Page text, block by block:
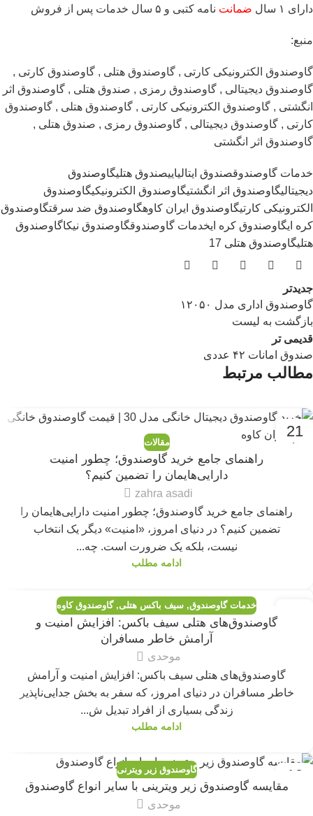
دارای ۱ سال
ضمانت نامه کتبی و ۵ سال خدمات پس از فروش
منبع:
گاوصندوق الکترونیکی کارتی , گاوصندوق هتلی , گاوصندوق کارتی ,
گاوصندوق دیجیتالی , گاوصندوق رمزی , صندوق هتلی , گاوصندوق اثر
انگشتی , گاوصندوق الکترونیکی کارتی , گاوصندوق هتلی , گاوصندوق
کارتی , گاوصندوق دیجیتالی , گاوصندوق رمزی , صندوق هتلی ,
گاوصندوق اثر انگشتی
خدمات گاوصندوقصندوق ایتالیاییصندوق هتلیگاوصندوق
دیجیتالیگاوصندوق اثر انگشتیگاوصندوق الکترونیکیگاوصندوق
الکترونیکی کارتیگاوصندوق ایران کاوهگاوصندوق ضد سرقتگاوصندوق
کره ایگاوصندوق کره ایخدمات گاوصندوقگاوصندوق نیکاگاوصندوق
هتلیگاوصندوق هتلی 17
جدیدتر
گاوصندوق اداری مدل ۱۲۰۵۰
بازگشت به لیست
قدیمی تر
صندوق امانات ۴۲ عددی
مطالب مرتبط
21
مه مقالات
راهنمای جامع خرید گاوصندوق؛ چطور امنیت
دارایی‌هایمان را تضمین کنیم؟
zahra asadi
راهنمای جامع خرید گاوصندوق؛ چطور امنیت دارایی‌هایمان را
تضمین کنیم؟ در دنیای امروز، «امنیت» دیگر یک انتخاب
نیست، بلکه یک ضرورت است. چه...
ادامه مطلب
خدمات گاوصندوق, سیف باکس هتلی,گاوصندوق کاوه
گاوصندوق‌های هتلی سیف باکس: افزایش امنیت و
آرامش خاطر مسافران
موحدی
گاوصندوق‌های هتلی سیف باکس: افزایش امنیت و آرامش
خاطر مسافران در دنیای امروز، که سفر به بخش جدایی‌ناپذیر
زندگی بسیاری از افراد تبدیل ش...
ادامه مطلب
13
ژوئن
گاوصندوق زیر ویترنی
مقایسه گاوصندوق زیر ویترینی با سایر انواع گاوصندوق
موحدی